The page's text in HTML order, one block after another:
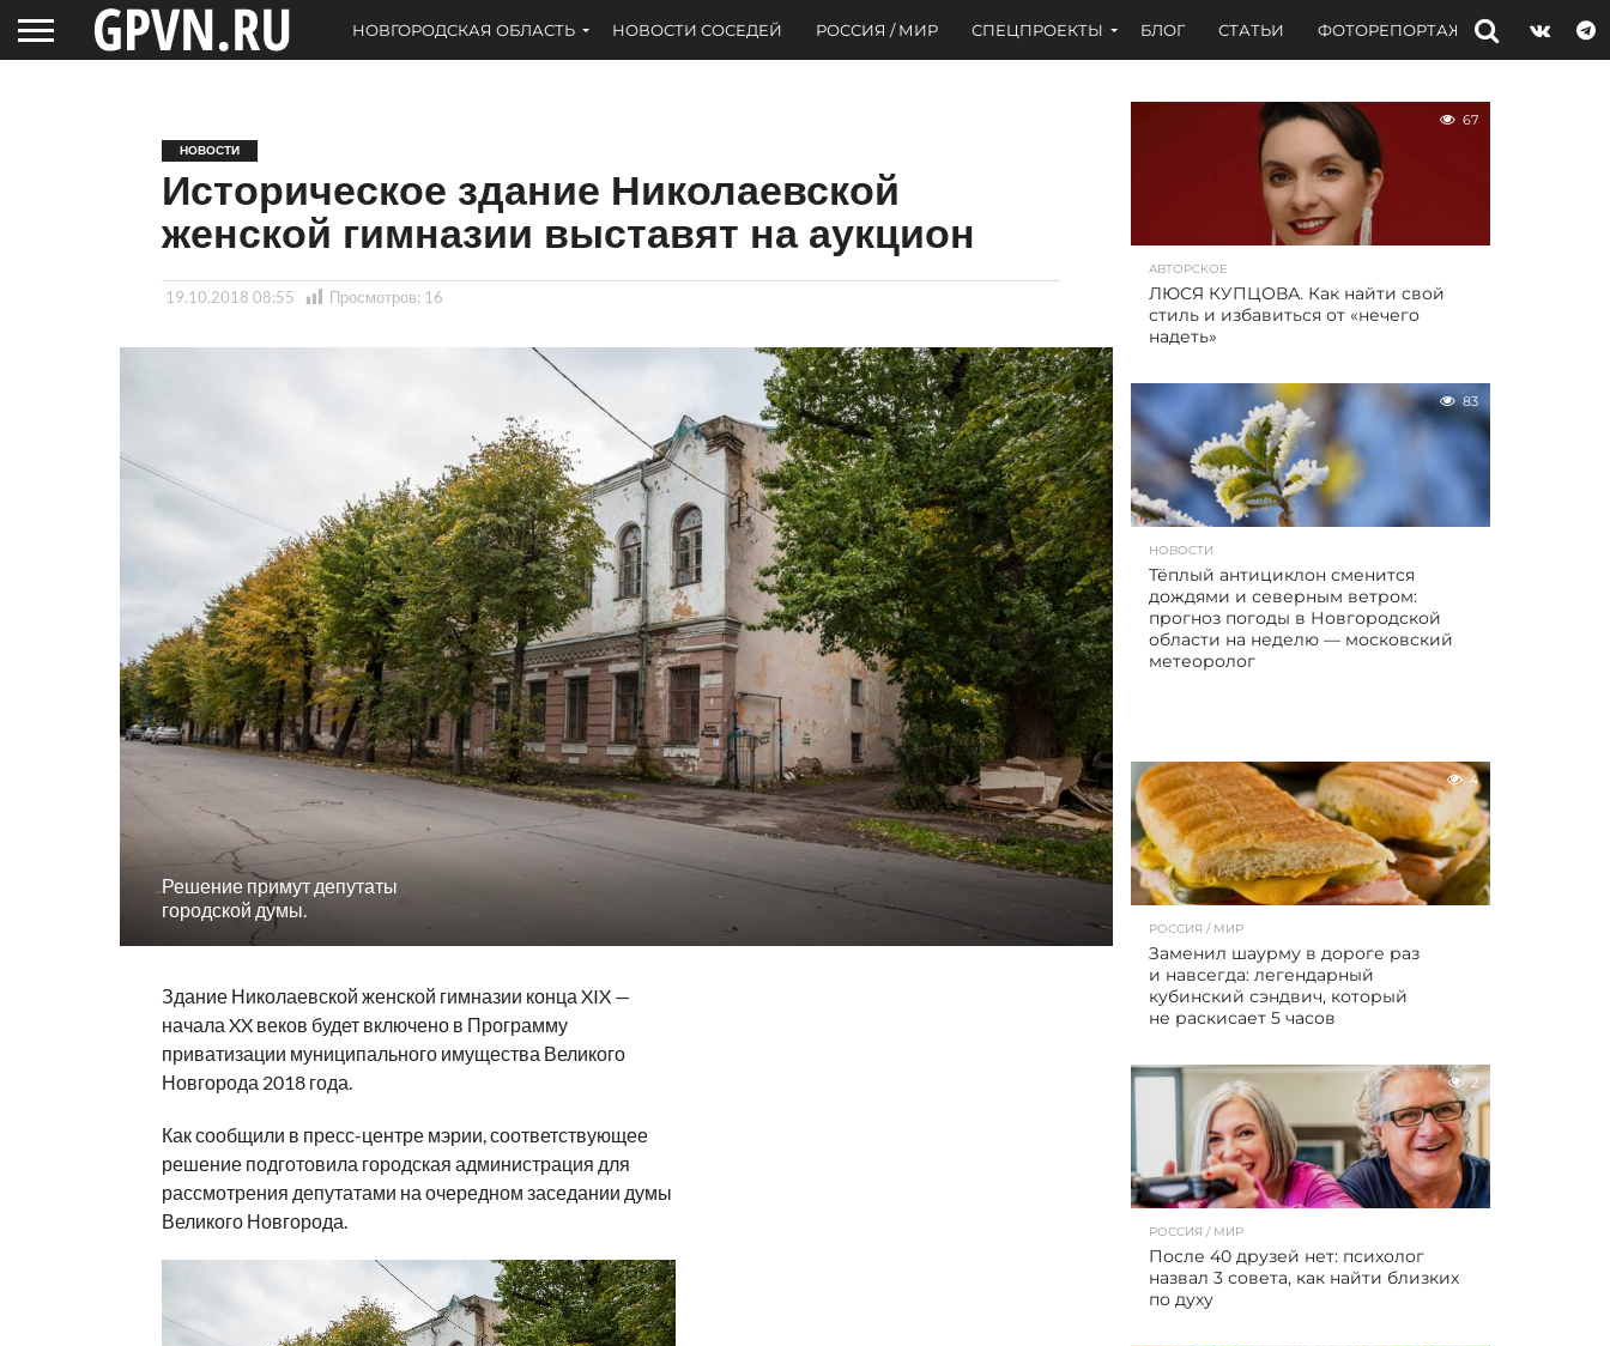
НОВГОРОДСКАЯ ОБЛАСТЬ НОВОСТИ СОСЕДЕЙ РОССИЯ / МИР СПЕЦПРОЕКТЫ БЛОГ СТАТЬИ ФОТОРЕПОРТАЖИ ИНТЕРВЬЮ
НОВОСТИ
Историческое здание Николаевской
женской гимназии выставят на аукцион
19.10.2018 08:55 Просмотров: 16
Решение примут депутаты
городской думы.
Здание Николаевской женской гимназии конца XIX —
начала XX веков будет включено в Программу
приватизации муниципального имущества Великого
Новгорода 2018 года.
Как сообщили в пресс-центре мэрии, соответствующее
решение подготовила городская администрация для
рассмотрения депутатами на очередном заседании думы
Великого Новгорода.
67
АВТОРСКОЕ
ЛЮСЯ КУПЦОВА. Как найти свой
стиль и избавиться от «нечего
надеть»
83
НОВОСТИ
Тёплый антициклон сменится
дождями и северным ветром:
прогноз погоды в Новгородской
области на неделю — московский
метеоролог
4
РОССИЯ / МИР
Заменил шаурму в дороге раз
и навсегда: легендарный
кубинский сэндвич, который
не раскисает 5 часов
2
РОССИЯ / МИР
После 40 друзей нет: психолог
назвал 3 совета, как найти близких
по духу